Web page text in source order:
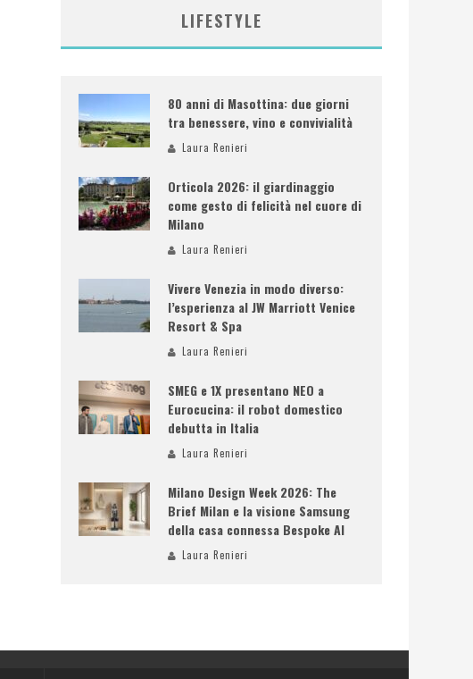
LIFESTYLE
80 anni di Masottina: due giorni
tra benessere, vino e convivialità
Laura Renieri
Orticola 2026: il giardinaggio
come gesto di felicità nel cuore di
Milano
Laura Renieri
Vivere Venezia in modo diverso:
l’esperienza al JW Marriott Venice
Resort & Spa
Laura Renieri
SMEG e 1X presentano NEO a
Eurocucina: il robot domestico
debutta in Italia
Laura Renieri
Milano Design Week 2026: The
Brief Milan e la visione Samsung
della casa connessa Bespoke AI
Laura Renieri